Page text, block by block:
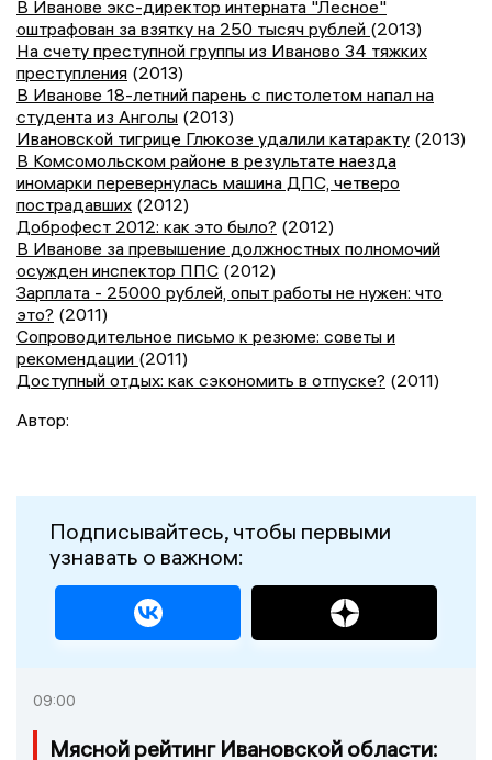
В Иванове экс-директор интерната "Лесное"
оштрафован за взятку на 250 тысяч рублей (2013)
На счету преступной группы из Иваново 34 тяжких
преступления (2013)
В Иванове 18-летний парень с пистолетом напал на
студента из Анголы (2013)
Ивановской тигрице Глюкозе удалили катаракту (2013)
В Комсомольском районе в результате наезда
иномарки перевернулась машина ДПС, четверо
пострадавших (2012)
Доброфест 2012: как это было? (2012)
В Иванове за превышение должностных полномочий
осужден инспектор ППС (2012)
Зарплата - 25000 рублей, опыт работы не нужен: что
это? (2011)
Сопроводительное письмо к резюме: советы и
рекомендации (2011)
Доступный отдых: как сэкономить в отпуске? (2011)
Автор:
Подписывайтесь, чтобы первыми
узнавать о важном:
09:00
Мясной рейтинг Ивановской области: